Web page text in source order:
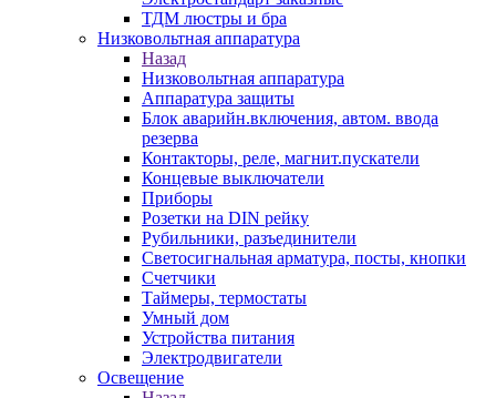
ТДМ люстры и бра
Низковольтная аппаратура
Назад
Низковольтная аппаратура
Аппаратура защиты
Блок аварийн.включения, автом. ввода
резерва
Контакторы, реле, магнит.пускатели
Концевые выключатели
Приборы
Розетки на DIN рейку
Рубильники, разъединители
Светосигнальная арматура, посты, кнопки
Счетчики
Таймеры, термостаты
Умный дом
Устройства питания
Электродвигатели
Освещение